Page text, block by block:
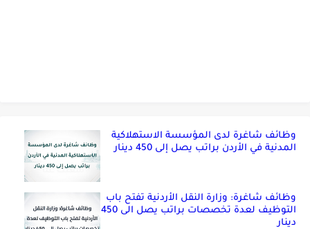
وظائف شاغرة لدى المؤسسة الاستهلاكية
المدنية في الأردن براتب يصل إلى 450 دينار
وظائف شاغرة: وزارة النقل الأردنية تفتح باب
التوظيف لعدة تخصصات براتب يصل الى 450
دينار